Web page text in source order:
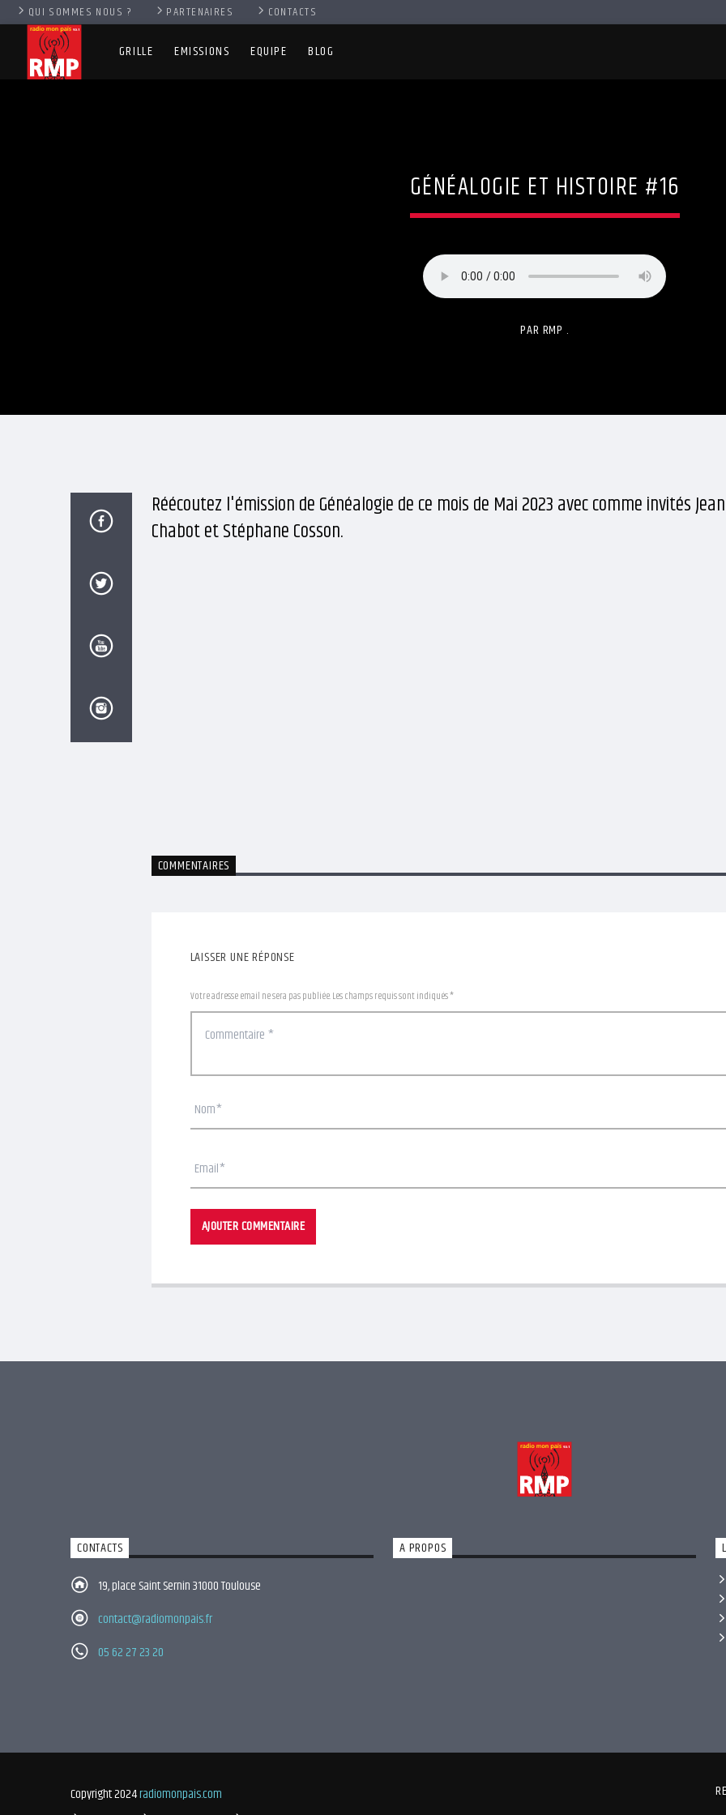
QUI SOMMES NOUS ? PARTENAIRES CONTACTS
GRILLE EMISSIONS EQUIPE BLOG
GÉNÉALOGIE ET HISTOIRE #16
PAR RMP .
Réécoutez l'émission de Généalogie de ce mois de Mai 2023 avec comme invités Jean
Chabot et Stéphane Cosson.
COMMENTAIRES
LAISSER UNE RÉPONSE
Votre adresse email ne sera pas publiée. Les champs requis sont indiqués *
CONTACTS
19, place Saint Sernin 31000 Toulouse
contact@radiomonpais.fr
05 62 27 23 20
A PROPOS
Copyright 2024radiomonpais.com